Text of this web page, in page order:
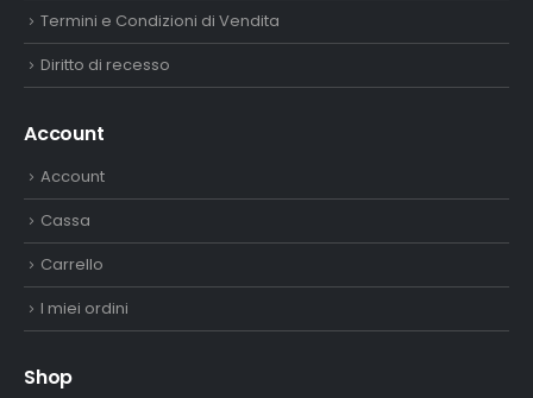
Termini e Condizioni di Vendita
Diritto di recesso
Account
Account
Cassa
Carrello
I miei ordini
Shop